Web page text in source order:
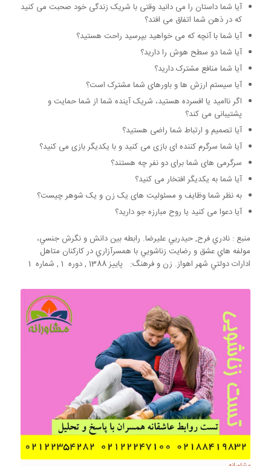
آیا شما داستان را می دانید وقتی با شریک زندگی خود صحبت می کنید
که در ذهن شما اتفاق می افتد؟
آیا شما با آنچه که می خواهید بپرسید راحت هستید؟
آیا شما دو سطح هوش را دارید؟
آیا شما منافع مشترک دارید؟
آیا سیستم ارزش ها و باورهای شما مشترک است؟
اگر ناامید یا افسرده هستید، شریک آینده شما از شما حمایت و
پشتیبانی می کند؟
آیا تصمیم و ارتباط شما راضی هستید؟
آیا شما سرگرم کننده ای بازی می کنید و با یکدیگر بازی می کنید؟
سرگرمی های شما برای دو نفر چه هستند؟
آیا شما به یکدیگر افتخار می کنید؟
به نظر شما وظایف و مسئولیت های یک زن و یک شوهر چیست؟
آیا دعوا می کنید یا روح مبارزه جو دارید؟
منبع : نادري فرح, حيدريي عليرضا. رابطه بين دانش و نگرش جنسي،
مولفه هاي عشق و رضايت زناشويي با همسرآزاري در کارکنان متاهل
ادارات دولتي شهر اهواز. زن و فرهنگ: پاييز 1388 , دوره 1 , شماره 1